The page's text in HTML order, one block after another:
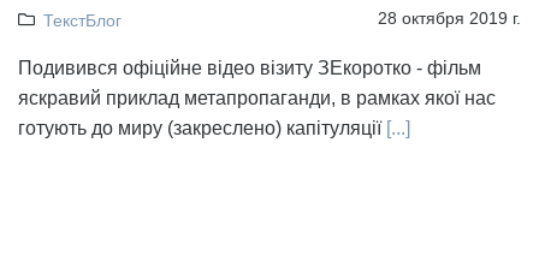
ТекстБлог 28 октября 2019 г.
Подивився офіційне відео візиту ЗЕкоротко - фільм
яскравий приклад метапропаганди, в рамках якої нас
готують до миру (закреслено) капітуляції[...]